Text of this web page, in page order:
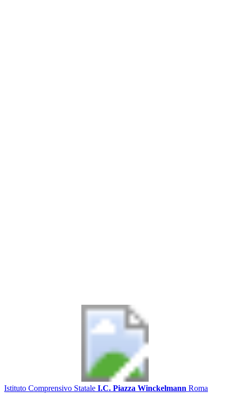
Istituto Comprensivo Statale I.C. Piazza Winckelmann Roma